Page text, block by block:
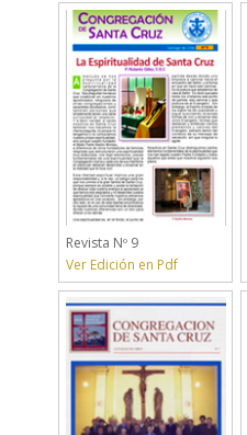
Revista Nº 9
Ver Edición en Pdf